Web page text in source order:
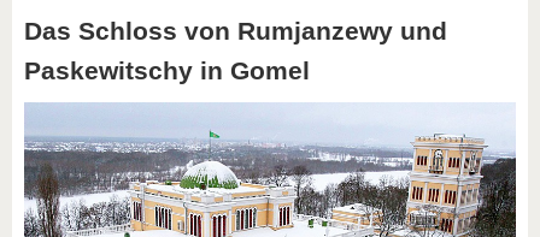
Das Schloss von Rumjanzewy und
Paskewitschy in Gomel